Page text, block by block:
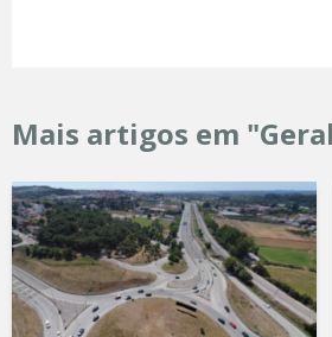
Mais artigos em